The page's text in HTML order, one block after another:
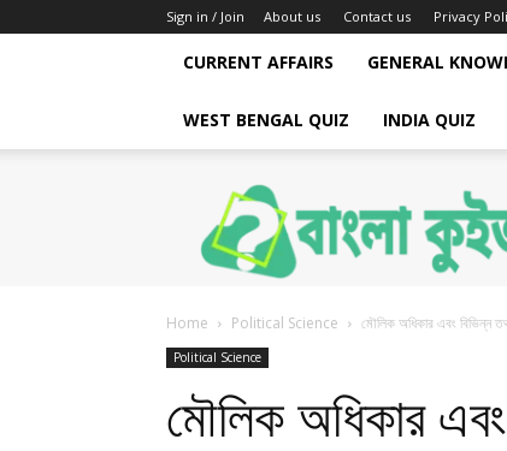
Sign in / Join About us Contact us Privacy
CURRENT AFFAIRS GENERAL
WEST BENGAL QUIZ INDIA QUIZ
Bengali
Quiz
Home Political Science মৌলিক অধিকার এবং
Political Science
মৌলিক অধিকার